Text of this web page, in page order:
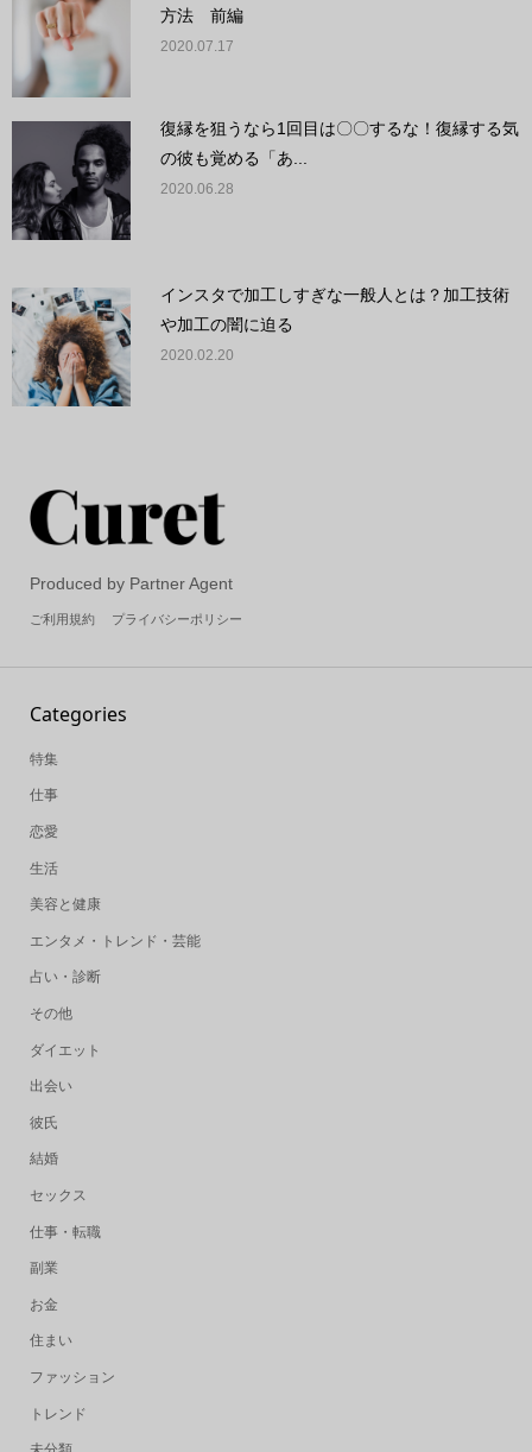
方法 前編
2020.07.17
復縁を狙うなら1回目は〇〇するな！復縁する気
の彼も覚める「あ...
2020.06.28
インスタで加工しすぎな一般人とは？加工技術
や加工の闇に迫る
2020.02.20
Produced by Partner Agent
ご利用規約 プライバシーポリシー
Categories
特集
仕事
恋愛
生活
美容と健康
エンタメ・トレンド・芸能
占い・診断
その他
ダイエット
出会い
彼氏
結婚
セックス
仕事・転職
副業
お金
住まい
ファッション
トレンド